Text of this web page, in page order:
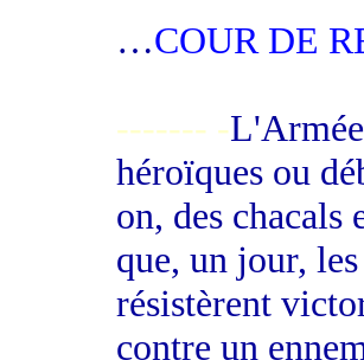
…COUR DE
------- -
héroïques ou
on, des chacals
que, un jour,
résistèrent
contre un